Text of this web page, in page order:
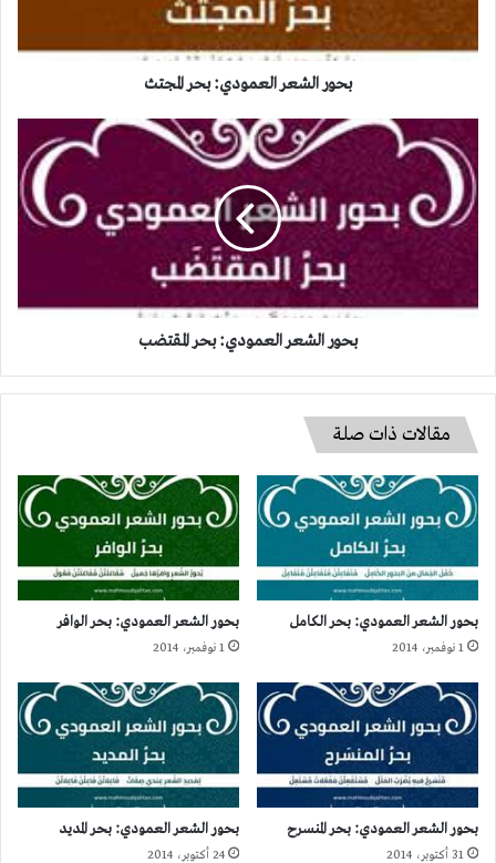
بحور الشعر العمودي: بحر المجتث
بحور
الشعر
العمودي:
بحر
المقتضب
بحور الشعر العمودي: بحر المقتضب
مقالات ذات صلة
بحور الشعر العمودي: بحر الكامل
1 نوفمبر، 2014
بحور الشعر العمودي: بحر الوافر
1 نوفمبر، 2014
بحور الشعر العمودي: بحر المنسرح
31 أكتوبر، 2014
بحور الشعر العمودي: بحر المديد
24 أكتوبر، 2014